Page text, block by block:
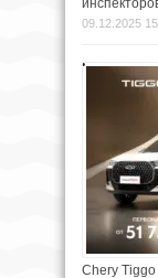
09.12.2025
Chery Tiggo